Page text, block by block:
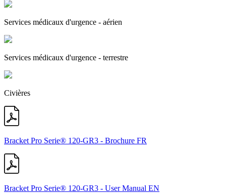
Services médicaux d'urgence - aérien
Services médicaux d'urgence - terrestre
Civières
Bracket Pro Serie® 120-GR3 - Brochure FR
Bracket Pro Serie® 120-GR3 - User Manual EN